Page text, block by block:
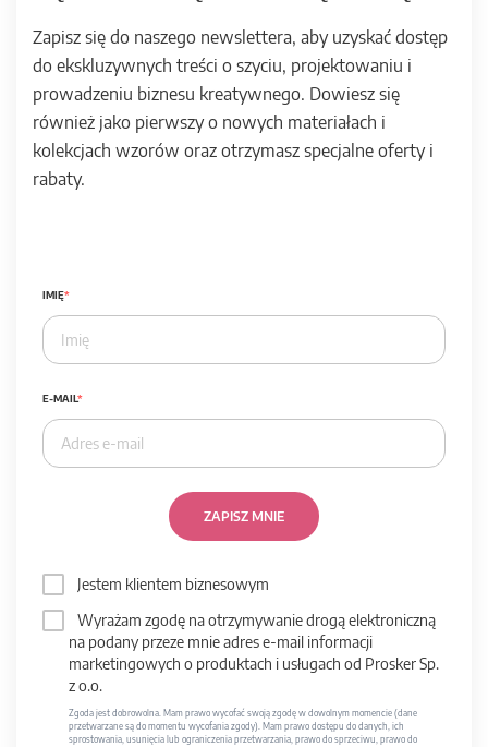
Zapisz się do naszego newslettera, aby uzyskać dostęp
do ekskluzywnych treści o szyciu, projektowaniu i
prowadzeniu biznesu kreatywnego. Dowiesz się
również jako pierwszy o nowych materiałach i
kolekcjach wzorów oraz otrzymasz specjalne oferty i
rabaty.
IMIĘ
E-MAIL
ZAPISZ MNIE
Jestem klientem biznesowym
Wyrażam zgodę na otrzymywanie drogą elektroniczną
na podany przeze mnie adres e-mail informacji
marketingowych o produktach i usługach od Prosker Sp.
z o.o.
Zgoda jest dobrowolna. Mam prawo wycofać swoją zgodę w dowolnym momencie (dane
przetwarzane są do momentu wycofania zgody). Mam prawo dostępu do danych, ich
sprostowania, usunięcia lub ograniczenia przetwarzania, prawo do sprzeciwu, prawo do